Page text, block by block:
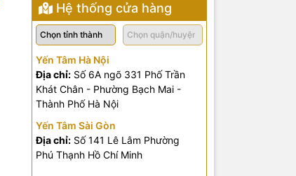
Hệ thống cửa hàng
Yến Tâm Hà Nội
Địa chỉ:Số 6A ngõ 331 Phố Trần
Khát Chân - Phường Bạch Mai -
Thành Phố Hà Nội
Yến Tâm Sài Gòn
Địa chỉ:Số 141 Lê Lâm Phường
Phú Thạnh Hồ Chí Minh